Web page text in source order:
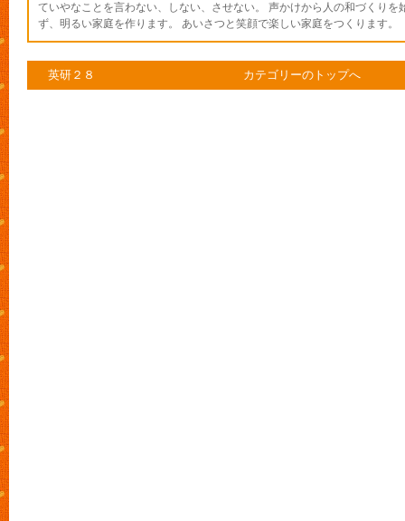
ていやなことを言わない、しない、させない。 声かけから人の和づくりを
ず、明るい家庭を作ります。 あいさつと笑顔で楽しい家庭をつくります。
英研２８ カテゴリーのトップへ